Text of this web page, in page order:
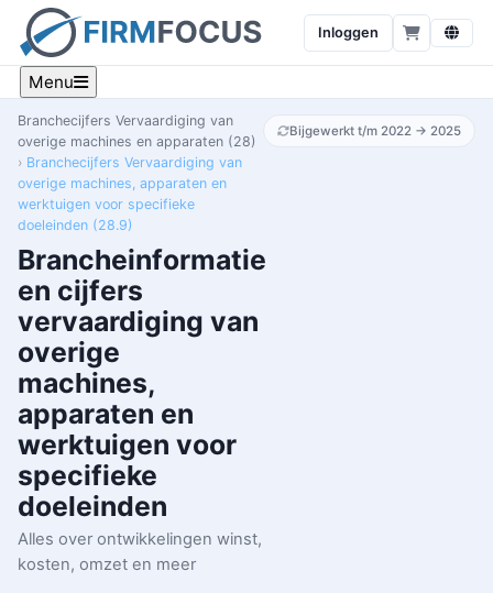
Inloggen
Menu
Branchecijfers Vervaardiging van
overige machines en apparaten (28)
Branchecijfers Vervaardiging van
overige machines, apparaten en
werktuigen voor specifieke
doeleinden (28.9)
Brancheinformatie
en cijfers
vervaardiging van
overige
machines,
apparaten en
werktuigen voor
specifieke
doeleinden
Alles over ontwikkelingen winst,
kosten, omzet en meer
Bijgewerkt t/m 2022 → 2025